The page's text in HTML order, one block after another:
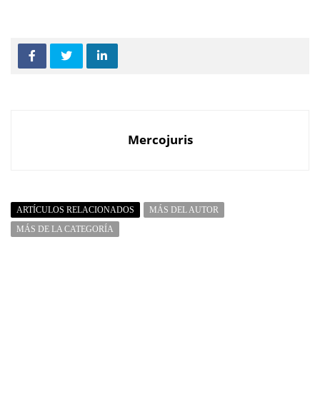
Mercojuris
ARTÍCULOS RELACIONADOS
MÁS DEL AUTOR
MÁS DE LA CATEGORÍA